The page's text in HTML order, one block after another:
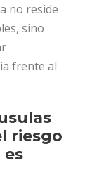
no reside
sino
frente al
riesgo
es